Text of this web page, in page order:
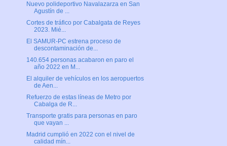
Nuevo polideportivo Navalazarza en San
Agustín de ...
Cortes de tráfico por Cabalgata de Reyes
2023. Mié...
El SAMUR-PC estrena proceso de
descontaminación de...
140.654 personas acabaron en paro el
año 2022 en M...
El alquiler de vehículos en los aeropuertos
de Aen...
Refuerzo de estas líneas de Metro por
Cabalga de R...
Transporte gratis para personas en paro
que vayan ...
Madrid cumplió en 2022 con el nivel de
calidad mín...